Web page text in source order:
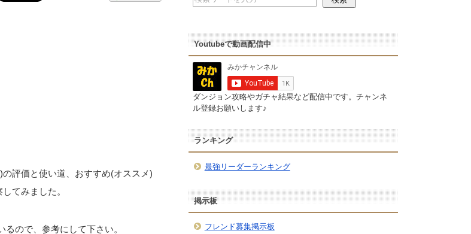
評価と使い道、おすすめ(オススメ)
てみました。
ので、参考にして下さい。
Youtubeで動画配信中
ダンジョン攻略やガチャ結果など配信中です。チャンネ
ル登録お願いします♪
ランキング
最強リーダーランキング
掲示板
フレンド募集掲示板